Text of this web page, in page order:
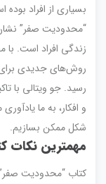
بسیاری از افراد
“محدودیت صفر”
زندگی افراد است. با
روش‌های جدیدی
رسید. جو ویتالی با
و افکار، به ما
شکل ممکن بسازیم.
مهمترین نکات
کتاب “محدودیت صفر”